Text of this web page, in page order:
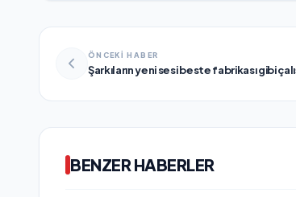
ÖNCEKİ HABER
Şarkıların yeni sesi beste fabrikası gibi
BENZER HABERLER